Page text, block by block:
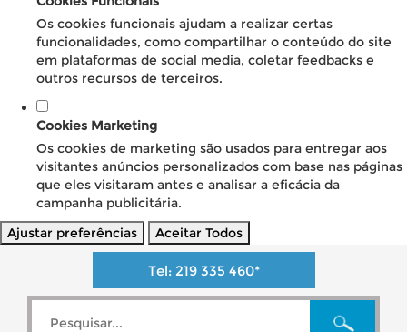
Os cookies funcionais ajudam a realizar certas
funcionalidades, como compartilhar o conteúdo do site
em plataformas de social media, coletar feedbacks e
outros recursos de terceiros.
Cookies Marketing
Os cookies de marketing são usados para entregar aos
visitantes anúncios personalizados com base nas páginas
que eles visitaram antes e analisar a eficácia da
campanha publicitária.
Ajustar preferências
Aceitar Todos
Tel: 219 335 460*